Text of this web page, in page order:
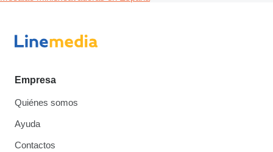
Empresa
Quiénes somos
Ayuda
Contactos